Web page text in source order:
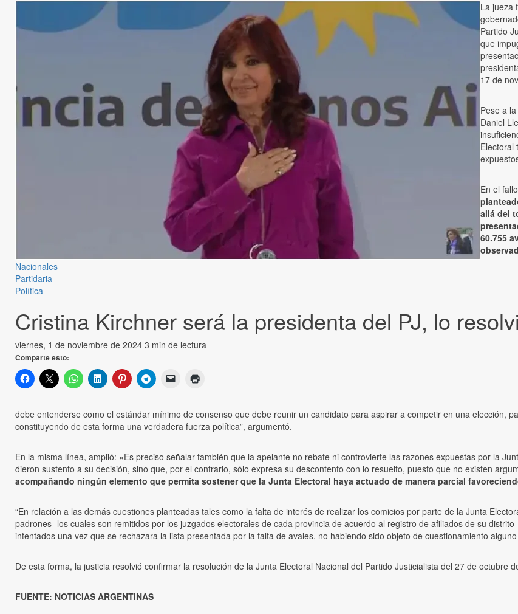
Nacionales
Partidaria
Política
Cristina Kirchner será la presidenta del PJ, lo
viernes, 1 de noviembre de 2024 3 min de lectura
Comparte esto:
La jueza
Partido
que
17 de
Pese a
Daniel
Electoral
En el
allá del
60.755
debe entenderse como el estándar mínimo de consenso que debe reunir un candidato para aspirar a competir en una elección,
constituyendo de esta forma una verdadera fuerza política”, argumentó.
En la misma línea, amplió: «Es preciso señalar también que la apelante no rebate ni controvierte las razones expuestas por la
dieron sustento a su decisión, sino que, por el contrario, sólo expresa su descontento con lo resuelto, puesto que no existen
acompañando ningún elemento que permita sostener que la Junta Electoral haya actuado de manera parcial
“En relación a las demás cuestiones planteadas tales como la falta de interés de realizar los comicios por parte de la Junta
padrones -los cuales son remitidos por los juzgados electorales de cada provincia de acuerdo al registro de afiliados de su
intentados una vez que se rechazara la lista presentada por la falta de avales, no habiendo sido objeto de cuestionamiento
De esta forma, la justicia resolvió confirmar la resolución de la Junta Electoral Nacional del Partido Justicialista del 27 de octubre
FUENTE: NOTICIAS ARGENTINAS